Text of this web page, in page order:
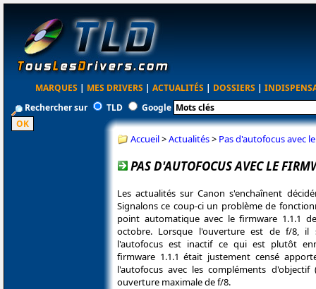
MARQUES | MES DRIVERS | ACTUALITÉS | DOSSIERS |
Rechercher sur
TLD Google
Accueil>Actualités> Pas d'autofocus avec
PAS D'AUTOFOCUS AVEC LE
Les actualités sur Canon s'enchaînent
Signalons ce coup-ci un problème de
point automatique avec le firmware 1.1.1
octobre. Lorsque l'ouverture est de f/8, il
l'autofocus est inactif ce qui est plutôt
firmware 1.1.1 était justement censé
l'autofocus avec les compléments d'objectif
ouverture maximale de f/8.